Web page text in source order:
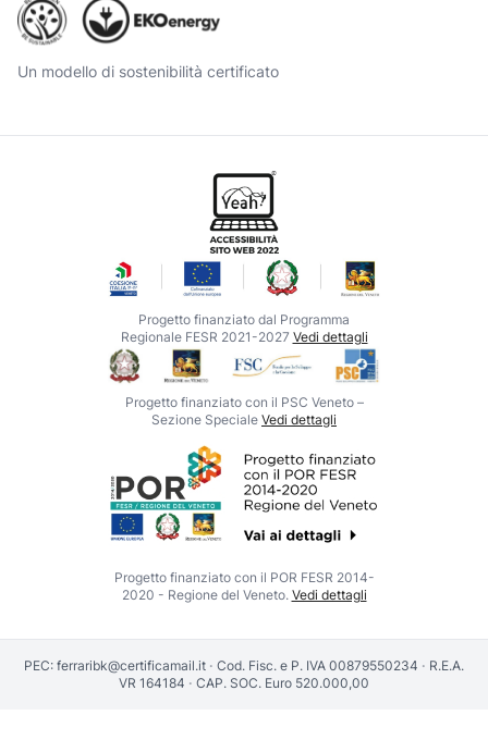
Un modello di sostenibilità certificato
Progetto finanziato dal Programma
Regionale FESR 2021-2027 Vedi dettagli
Progetto finanziato con il PSC Veneto –
Sezione Speciale Vedi dettagli
Progetto finanziato con il POR FESR 2014-
2020 - Regione del Veneto. Vedi dettagli
PEC: ferraribk@certificamail.it · Cod. Fisc. e P. IVA 00879550234 · R.E.A.
VR 164184 · CAP. SOC. Euro 520.000,00